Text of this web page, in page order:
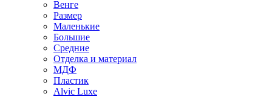
Венге
Размер
Маленькие
Большие
Средние
Отделка и материал
МДФ
Пластик
Alvic Luxe